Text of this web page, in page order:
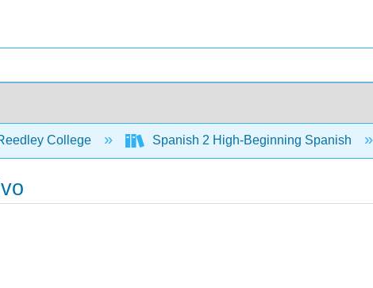
College Spanish 2 High-Beginning Spanish